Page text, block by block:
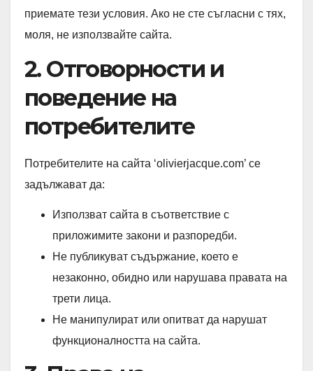
приемате тези условия. Ако не сте съгласни с тях,
моля, не използвайте сайта.
2. Отговорности и
поведение на
потребителите
Потребителите на сайта ‘olivierjacque.com’ се
задължават да:
Използват сайта в съответствие с
приложимите закони и разпоредби.
Не публикуват съдържание, което е
незаконно, обидно или нарушава правата на
трети лица.
Не манипулират или опитват да нарушат
функционалността на сайта.